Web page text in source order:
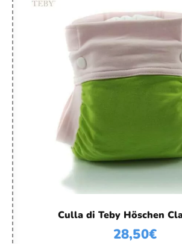
Culla di Teby Höschen
28,50€